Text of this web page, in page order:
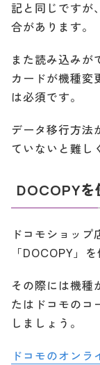
記と同じですが
合があります。
また読み込み
カードが機種変
は必須です。
データ移行方法
ていないと難し
DOCOPYを
ドコモショッ
「DOCOPY」
その際には機種
たはドコモのコ
しましょう。
ドコモのオン